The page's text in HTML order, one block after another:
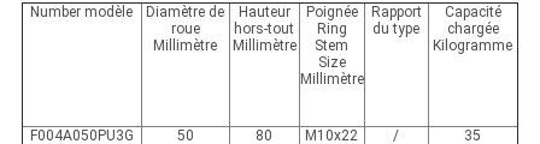
Number modèle
Diamètre de
roue
Millimètre
Hauteur
hors-tout
Millimètre
Poignée
Ring
Stem
Size
Millimètre
Rapport
du type
Capacité
chargée
Kilogramme
F004A050PU3G 50 80 M10x22 / 35